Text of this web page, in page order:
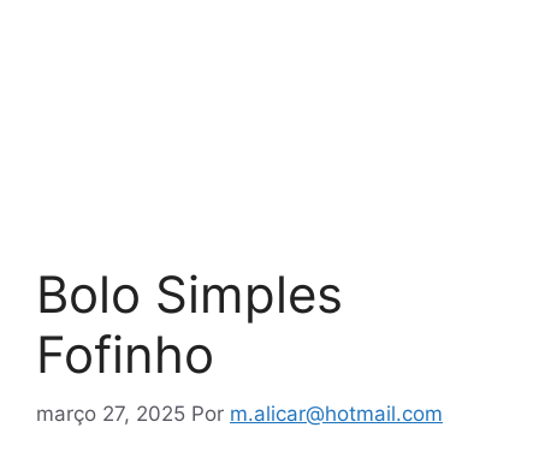
Bolo Simples
Fofinho
março 27, 2025 Por m.alicar@hotmail.com